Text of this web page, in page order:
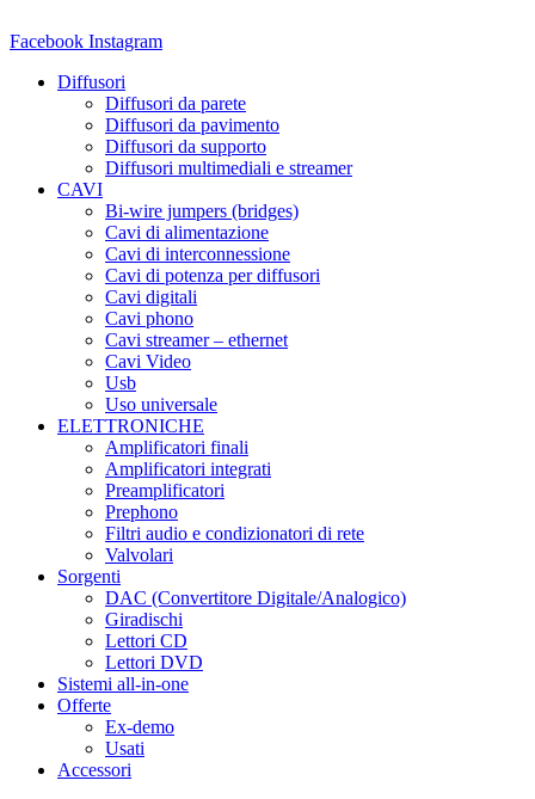
al
Facebook Instagram
Diffusori
Diffusori da parete
Diffusori da pavimento
Diffusori da supporto
Diffusori multimediali e streamer
CAVI
Bi-wire jumpers (bridges)
Cavi di alimentazione
Cavi di interconnessione
Cavi di potenza per diffusori
Cavi digitali
Cavi phono
Cavi streamer – ethernet
Cavi Video
Usb
Uso universale
ELETTRONICHE
Amplificatori finali
Amplificatori integrati
Preamplificatori
Prephono
Filtri audio e condizionatori di rete
Valvolari
Sorgenti
DAC (Convertitore Digitale/Analogico)
Giradischi
Lettori CD
Lettori DVD
Sistemi all-in-one
Offerte
Ex-demo
Usati
Accessori